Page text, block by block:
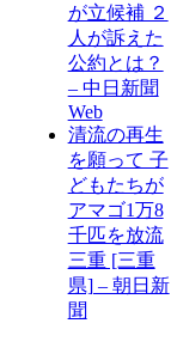
が立候補 ２
人が訴えた
公約とは？
– 中日新聞
Web
清流の再生
を願って 子
どもたちが
アマゴ1万8
千匹を放流
三重 [三重
県] – 朝日新
聞